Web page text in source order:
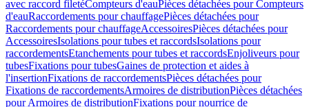
avec raccord filetéCompteurs d'eauPièces détachées pour Compteurs
d'eauRaccordements pour chauffagePièces détachées pour
Raccordements pour chauffageAccessoiresPièces détachées pour
AccessoiresIsolations pour tubes et raccordsIsolations pour
raccordementsEtanchements pour tubes et raccordsEnjoliveurs pour
tubesFixations pour tubesGaines de protection et aides à
l'insertionFixations de raccordementsPièces détachées pour
Fixations de raccordementsArmoires de distributionPièces détachées
pour Armoires de distributionFixations pour nourrice de